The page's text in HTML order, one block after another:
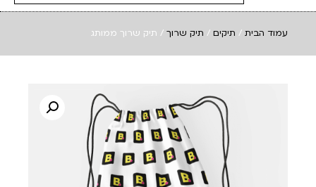
עמוד הבית / תיקים / תיק שרוך / תיק שרוך ממותג